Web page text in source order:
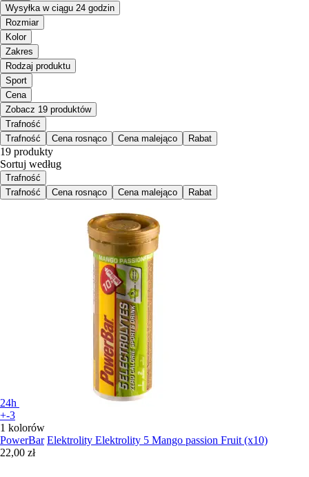
Wysyłka w ciągu 24 godzin
Rozmiar
Kolor
Zakres
Rodzaj produktu
Sport
Cena
Zobacz 19 produktów
Trafność
Trafność
Cena rosnąco Cena malejąco Rabat
19 produkty
Sortuj według
Trafność
Trafność
Cena rosnąco Cena malejąco Rabat
24h
+-3
1 kolorów
PowerBar Elektrolity Elektrolity 5 Mango passion Fruit (x10)
22,00 zł